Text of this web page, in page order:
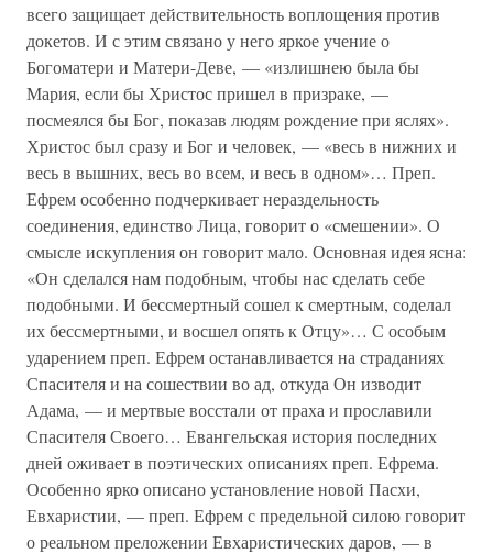
всего защищает действительность воплощения против
докетов. И с этим связано у него яркое учение о
Богоматери и Матери-Деве, — «излишнею была бы
Мария, если бы Христос пришел в призраке, —
посмеялся бы Бог, показав людям рождение при яслях».
Христос был сразу и Бог и человек, — «весь в нижних и
весь в вышних, весь во всем, и весь в одном»… Преп.
Ефрем особенно подчеркивает нераздельность
соединения, единство Лица, говорит о «смешении». О
смысле искупления он говорит мало. Основная идея ясна:
«Он сделался нам подобным, чтобы нас сделать себе
подобными. И бессмертный сошел к смертным, соделал
их бессмертными, и восшел опять к Отцу»… С особым
ударением преп. Ефрем останавливается на страданиях
Спасителя и на сошествии во ад, откуда Он изводит
Адама, — и мертвые восстали от праха и прославили
Спасителя Своего… Евангельская история последних
дней оживает в поэтических описаниях преп. Ефрема.
Особенно ярко описано установление новой Пасхи,
Евхаристии, — преп. Ефрем с предельной силою говорит
о реальном преложении Евхаристических даров, — в